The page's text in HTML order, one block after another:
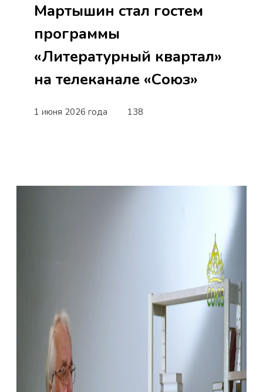
Мартышин стал гостем
программы
«Литературный квартал»
на телеканале «Союз»
1 июня 2026 года 138